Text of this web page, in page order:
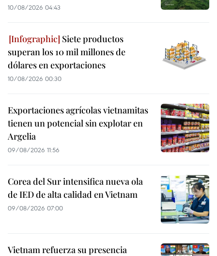
10/08/2026 04:43
Siete productos
superan los 10 mil millones de
dólares en exportaciones
10/08/2026 00:30
Exportaciones agrícolas vietnamitas
tienen un potencial sin explotar en
Argelia
09/08/2026 11:56
Corea del Sur intensifica nueva ola
de IED de alta calidad en Vietnam
09/08/2026 07:00
Vietnam refuerza su presencia